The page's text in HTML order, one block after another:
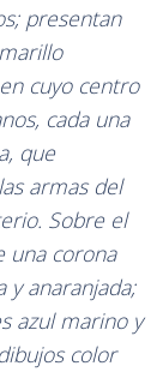
presentan
cuyo centro
cada una
que
armas del
Sobre el
una corona
y anaranjada;
azul marino y
color